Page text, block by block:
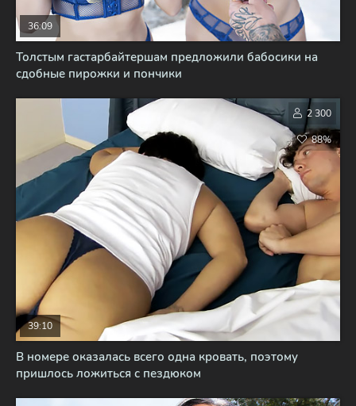
Толстым гастарбайтершам предложили бабосики на
сдобные пирожки и пончики
36:09
В номере оказалась всего одна кровать, поэтому
пришлось ложиться с пездюком
39:10
2 300
88%